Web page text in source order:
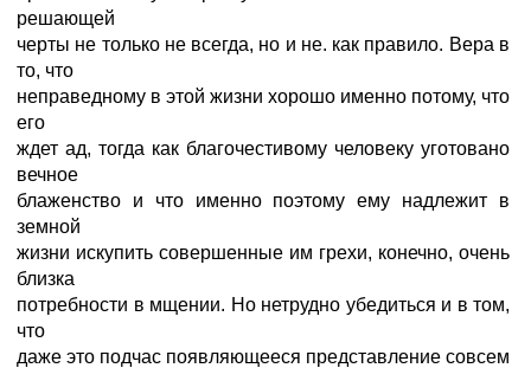
решающей
черты не только не всегда, но и не. как правило. Вера в
то, что
неправедному в этой жизни хорошо именно потому, что
его
ждет ад, тогда как благочестивому человеку уготовано
вечное
блаженство и что именно поэтому ему надлежит в
земной
жизни искупить совершенные им грехи, конечно, очень
близка
потребности в мщении. Но нетрудно убедиться и в том,
что
даже это подчас появляющееся представление совсем